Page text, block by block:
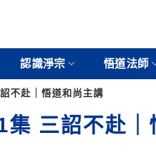
認識淨宗 悟道法師
不赴｜悟道和尚主講
三詔不赴｜